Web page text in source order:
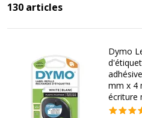
130 articles
Dymo
mm x 4
écriture